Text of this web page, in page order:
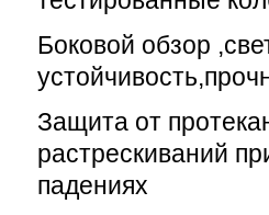
Боковой обзор
Защита от
растрескиваний
падениях